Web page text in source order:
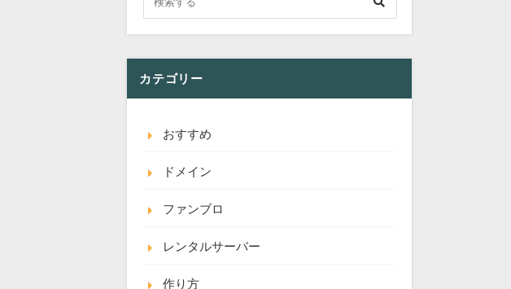
カテゴリー
おすすめ
ドメイン
ファンブロ
レンタルサーバー
作り方